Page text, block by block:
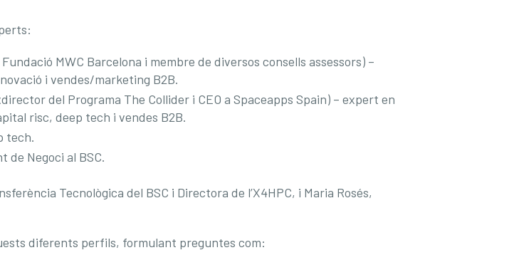
MWC Barcelona i membre de diversos consells assessors) –
i vendes/marketing B2B.
del Programa The Collider i CEO a Spaceapps Spain) – expert en
risc, deep tech i vendes B2B.
tech.
de Negoci al BSC.
Tecnològica del BSC i Directora de l’X4HPC, i Maria Rosés,
diferents perfils, formulant preguntes com: